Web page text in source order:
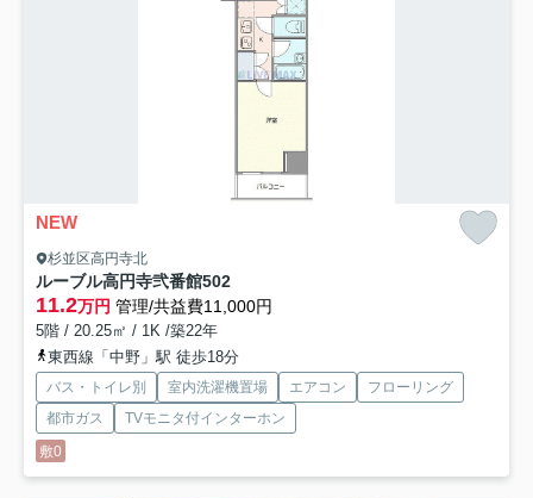
NEW
杉並区高円寺北
ルーブル高円寺弐番館502
11.2万円 管理/共益費11,000円
5階 / 20.25㎡ / 1K /築22年
東西線「中野」駅 徒歩18分
バス・トイレ別 室内洗濯機置場 エアコン
フローリング
都市ガス
TVモニタ付インターホン
敷0